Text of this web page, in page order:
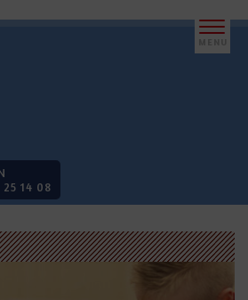
25 14 08